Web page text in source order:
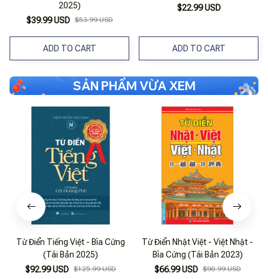
2025)
$39.99 USD $53.99 USD
ADD TO CART
$22.99 USD
ADD TO CART
SẢN PHẨM VỪA XEM
Từ Điển Tiếng Việt - Bìa Cứng
(Tái Bản 2025)
$92.99 USD $125.99 USD
Từ Điển Nhật Việt - Việt Nhật -
Bìa Cứng (Tái Bản 2023)
$66.99 USD $90.99 USD